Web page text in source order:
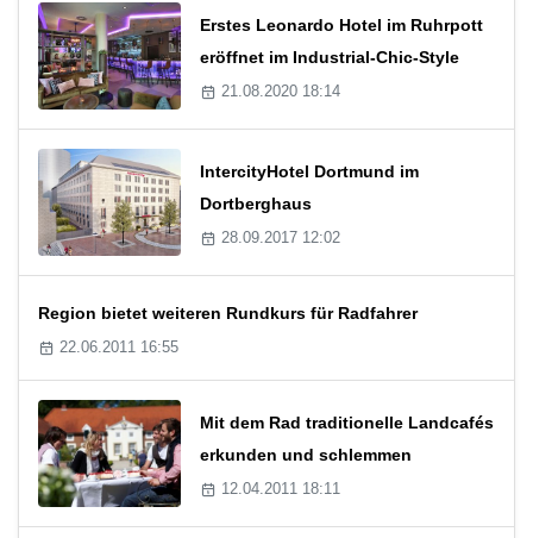
Erstes Leonardo Hotel im Ruhrpott
eröffnet im Industrial-Chic-Style
21.08.2020 18:14
IntercityHotel Dortmund im
Dortberghaus
28.09.2017 12:02
Region bietet weiteren Rundkurs für Radfahrer
22.06.2011 16:55
Mit dem Rad traditionelle Landcafés
erkunden und schlemmen
12.04.2011 18:11